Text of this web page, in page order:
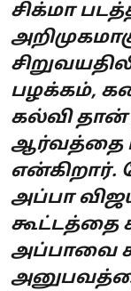
சிக்மா
பழக்கம்,
கல்வி
ஆர்வத்தை
என்கிறார்.
அப்பா
கூட்டத்தை
அப்பாவை